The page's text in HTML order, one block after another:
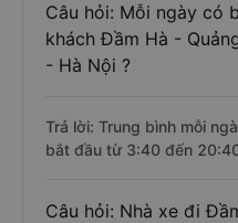
Câu hỏi: Mỗi ngày có
khách Đầm Hà -
- Hà Nội ?
Trả lời: Trung bình mỗi
bắt đầu từ 3:40 đến
Câu hỏi: Nhà xe đi